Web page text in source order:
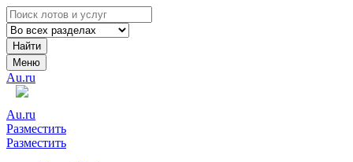
Найти
Меню
Au.ru
Au.ru
Разместить
Разместить